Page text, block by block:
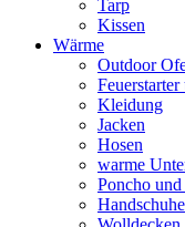
Tarp
Kissen
Wärme
Outdoor
Kleidung
Jacken
Hosen
warme
Poncho und
Handschuhe